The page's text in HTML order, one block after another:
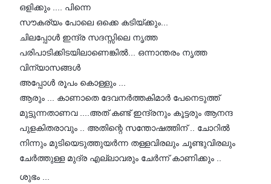
ഒളിക്കും .... പിന്നെ
സൗകര്യം പോലെ ഒക്കെ കടിയ്ക്കും...
ചിലപ്പോൾ ഇന്ദ്ര സദസ്സിലെ നൃത്ത
പരിപാടിക്കിടയിലാണെങ്കിൽ... ഒന്നാന്തരം നൃത്ത
വിന്യാസങ്ങൾ
അപ്പോൾ രൂപം കൊള്ളും ...
ആരും ... കാണാതെ ദേവനർത്തകിമാർ പേനെടുത്ത്
മുട്ടുന്നതാണവ ....അത് കണ്ട് ഇന്ദ്രനും കൂട്ടരും ആനന്ദ
പുളകിതരാവും .. അതിന്റെ സന്തോഷത്തിന് .. ചോറിൽ
നിന്നും മുടിയെടുത്തുയർന്ന തള്ളവിരലും ചൂണ്ടുവിരലും
ചേർത്തുള്ള മുദ്ര എല്ലാവരും ചേർന്ന് കാണിക്കും ..
ശുഭം ...